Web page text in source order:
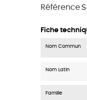
Référence
Fiche
Nom Commun
Nom Latin
Famille